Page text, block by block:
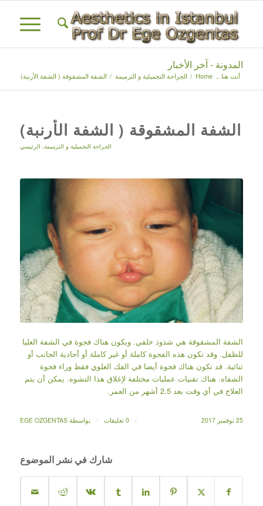
المدونة - آخر الأخبار
أنت هنا .. Home
/ الجراحة التجميلية و الترميمة / الشفة المشقوقة ( الشفة الأرنبة)
الشفة المشقوقة ( الشفة الأرنبة)
الجراحة التجميلية و الترميمة, الرئيسي
الشفة المشقوقة هي شذوذ خلقي. ويكون هناك فجوة في الشفة العليا
للطفل. وقد تكون هذه الفجوة كاملة أو غير كاملة أو أحادية الجانب أو
ثنائية. قد تكون هناك فجوة أيضا في الفك العلوي فقط وراء فجوة
الشفاه. هناك تقنيات عمليات مختلفة لإغلاق هذا التشوه. يمكن أن يتم
العلاج في أي وقت بعد 2.5 أشهر من العمر.
25 نوفمبر 2017 / 0 تعليقات / بواسطةEGE OZGENTAS
شارك في نشر الموضوع